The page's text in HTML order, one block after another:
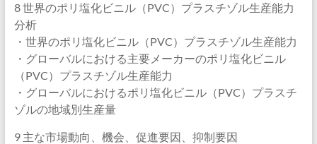
8 世界のポリ塩化ビニル（PVC）プラスチゾル生産能力
分析
・世界のポリ塩化ビニル（PVC）プラスチゾル生産能力
・グローバルにおける主要メーカーのポリ塩化ビニル
（PVC）プラスチゾル生産能力
・グローバルにおけるポリ塩化ビニル（PVC）プラスチ
ゾルの地域別生産量
9 主な市場動向、機会、促進要因、抑制要因